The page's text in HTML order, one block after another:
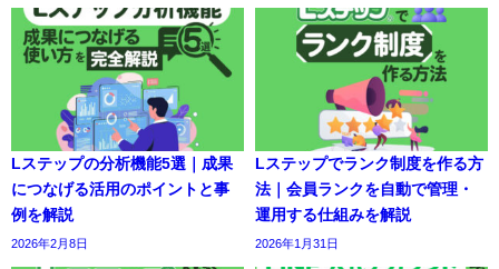
Lステップの分析機能5選｜成果
につなげる活用のポイントと事
例を解説
2026年2月8日
Lステップでランク制度を作る方
法｜会員ランクを自動で管理・
運用する仕組みを解説
2026年1月31日